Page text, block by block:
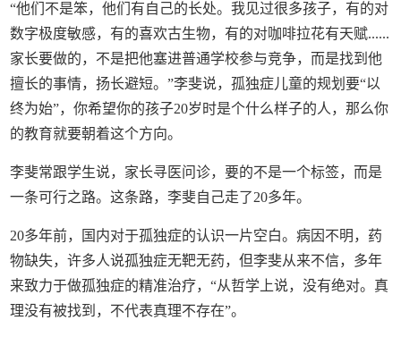
“他们不是笨，他们有自己的长处。我见过很多孩子，有的对
数字极度敏感，有的喜欢古生物，有的对咖啡拉花有天赋......
家长要做的，不是把他塞进普通学校参与竞争，而是找到他
擅长的事情，扬长避短。”李斐说，孤独症儿童的规划要“以
终为始”，你希望你的孩子20岁时是个什么样子的人，那么你
的教育就要朝着这个方向。
李斐常跟学生说，家长寻医问诊，要的不是一个标签，而是
一条可行之路。这条路，李斐自己走了20多年。
20多年前，国内对于孤独症的认识一片空白。病因不明，药
物缺失，许多人说孤独症无靶无药，但李斐从来不信，多年
来致力于做孤独症的精准治疗，“从哲学上说，没有绝对。真
理没有被找到，不代表真理不存在”。